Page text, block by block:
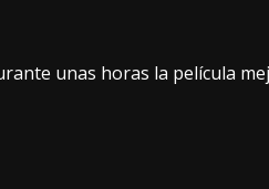
unas horas la película